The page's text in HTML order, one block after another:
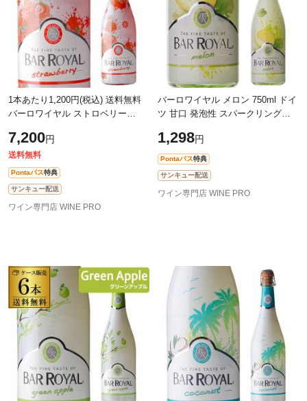
1本あたり1,200円(税込) 送料無料
バーロワイヤル ストロベリー
泡性フルーツワイン 長S
7,200円
送料無料
Pontaパス特典
サンキュー配送
ワイン専門店 WINE PRO
バーロワイヤル メロン 750ml ドイ
ツ 甘口 発泡性 スパークリングワ
1,298円
Pontaパス特典
サンキュー配送
ワイン専門店 WINE PRO